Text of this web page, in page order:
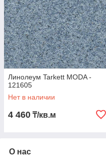
Линолеум Tarkett MODA -
121605
Нет в наличии
4 460 ₸/кв.м
О нас